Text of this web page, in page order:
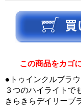
この商品をカゴ
●トゥインクルブラ
３つのハイライトで
きらきらデイリーブ